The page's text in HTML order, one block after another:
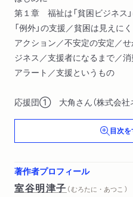
第１章 福祉は「貧困ビジネス
「例外」の支援／貧困は見えに
アクション／不安定の安定／
ジネス／支援者になるまで／
アラート／支援というもの
応援団① 大角さん（株式会社
第２章 ふつうの支援者、大
仮放免の実態／一番の動機は
のか／困っているから助ける／
ふつうのこと
目次
著作者プロフィール
室谷明津子 （ むろたに・あつこ ）